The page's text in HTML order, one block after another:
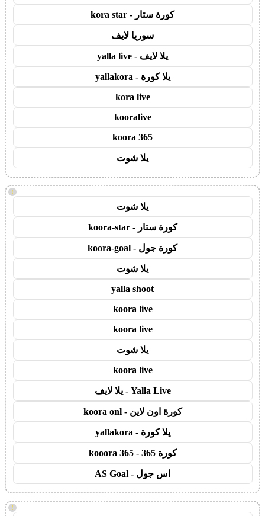
كورة ستار - kora star
سوريا لايف
يلا لايف - yalla live
يلا كورة - yallakora
kora live
kooralive
koora 365
يلا شوت
!
يلا شوت
كورة ستار - koora-star
كورة جول - koora-goal
يلا شوت
yalla shoot
koora live
koora live
يلا شوت
koora live
Yalla Live - يلا لايف
كورة اون لاين - koora onl
يلا كورة - yallakora
كورة 365 - kooora 365
اس جول - AS Goal
!